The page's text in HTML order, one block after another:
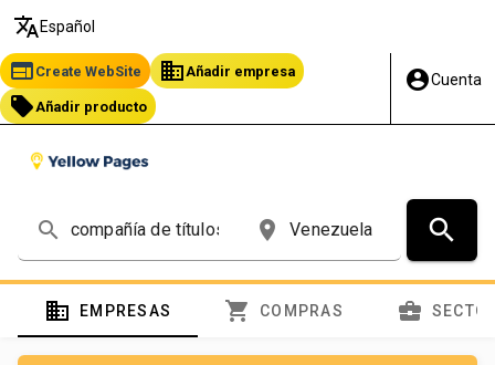
translate Español
web Create WebSite business Añadir empresa
local_offer Añadir producto
account_circleCuenta
search place search
domain EMPRESAS shopping_cart COMPRAS business_center